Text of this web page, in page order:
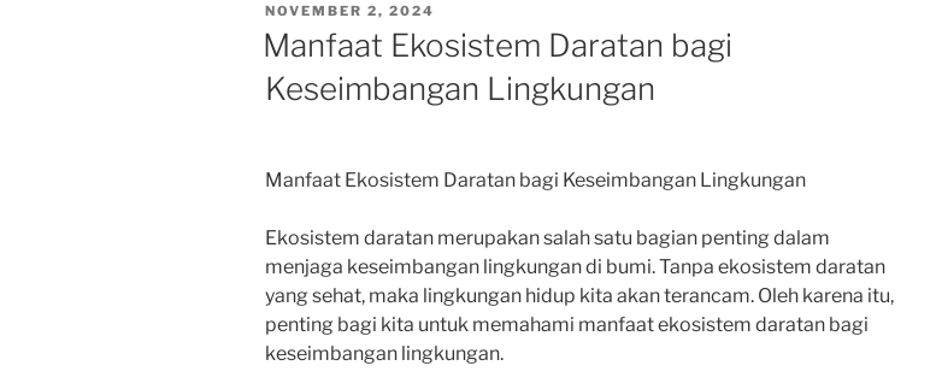
POSTED
ON
NOVEMBER 2, 2024
Manfaat Ekosistem Daratan bagi
Keseimbangan Lingkungan
Manfaat Ekosistem Daratan bagi Keseimbangan Lingkungan
Ekosistem daratan merupakan salah satu bagian penting dalam
menjaga keseimbangan lingkungan di bumi. Tanpa ekosistem daratan
yang sehat, maka lingkungan hidup kita akan terancam. Oleh karena itu,
penting bagi kita untuk memahami manfaat ekosistem daratan bagi
keseimbangan lingkungan.